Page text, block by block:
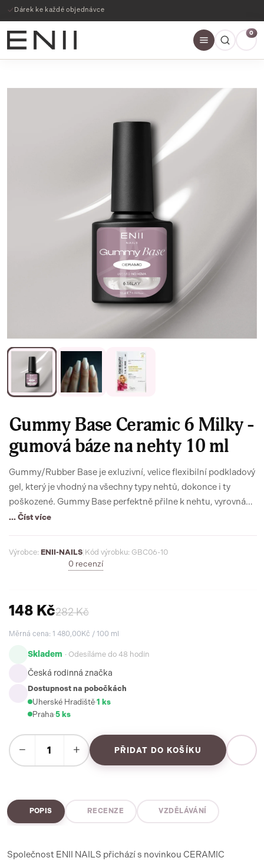
Dárek ke každé objednávce
0
Gummy Base Ceramic 6 Milky -
gumová báze na nehty 10 ml
Gummy/Rubber Base je exluzivní, velice flexibilní podkladový
gel, který je vhodný na všechny typy nehtů, dokonce i ty
poškozené. Gummy Base perfektně přilne k nehtu, vyrovná
nerovnosti nehtového lůžka, nehet zpevní a zajistí
... Číst více
Výrobce: ENII-NAILS Kód výrobku: GBC06-10
0 recenzí
148 Kč282 Kč
Měrná cena: 1 480,00Kč / 100 ml
Skladem · Odesíláme do 48 hodin
Česká rodinná značka
Dostupnost na pobočkách
Uherské Hradiště·1 ks
Praha·5 ks
− + PŘIDAT DO KOŠÍKU
POPIS RECENZE VZDĚLÁVÁNÍ
Společnost ENII NAILS přichází s novinkou CERAMIC